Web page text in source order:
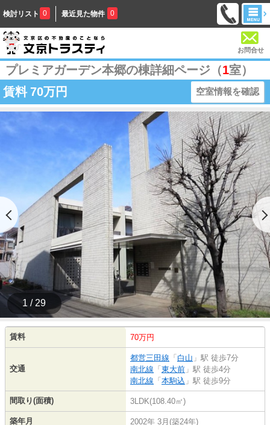
検討リスト 0 最近見た物件 0
お問合せ
プレミアガーデン本郷の棟詳細ページ（1室）
賃料 70万円 空室情報を確認
1 / 29
賃料 70万円
交通
都営三田線 「 白山 」駅 徒歩7分
南北線 「 東大前 」駅 徒歩4分
南北線 「 本駒込 」駅 徒歩9分
間取り(面積) 3LDK(108.40㎡)
築年月 2002年 3月(築24年)